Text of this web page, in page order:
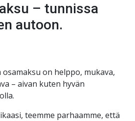
– tunnissa
autoon.
on helppo, mukava,
– aivan kuten hyvän
teemme parhaamme, että